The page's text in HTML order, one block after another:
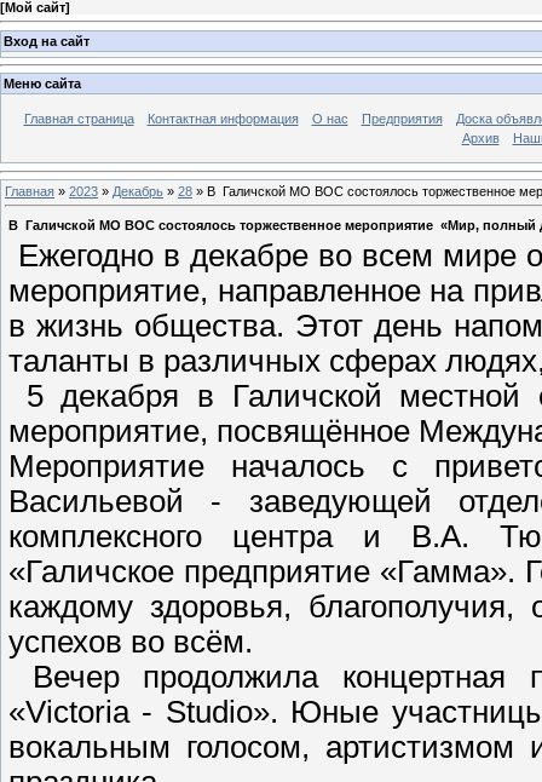
[Мой сайт]
Вход на сайт
Меню сайта
Главная страница Контактная информация О нас Предприятия
Доска
Архив
Главная » 2023 » Декабрь » 28 » В Галичской МО ВОС состоялось торжественное
В Галичской МО ВОС состоялось торжественное мероприятие «Мир, полный
Ежегодно в декабре во всем
мероприятие, направленное на
в жизнь общества. Этот день
таланты в различных сферах
5 декабря в Галичской местной
мероприятие, посвящённое
Мероприятие началось с
Васильевой - заведующей
комплексного центра и В.А.
«Галичское предприятие «Гамма».
каждому здоровья,
успехов во всём.
Вечер продолжила концертная
«Victoria - Studio». Юные
вокальным голосом,